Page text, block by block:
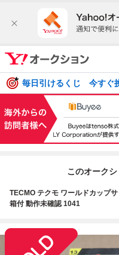
毎日引けるくじ 今すぐ
このオーク
TECMO テクモ ワールドカップ
箱付 動作未確認 1041